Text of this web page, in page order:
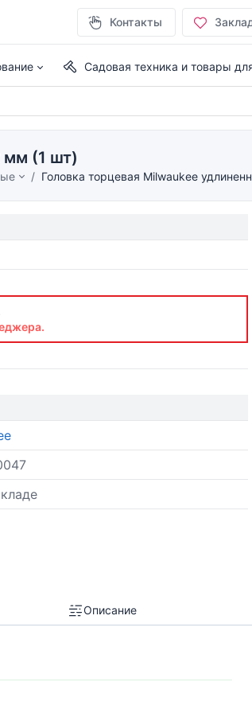
Контакты
Садовая техника и товары
мм (1 шт)
Головка торцевая Milwaukee
Описание